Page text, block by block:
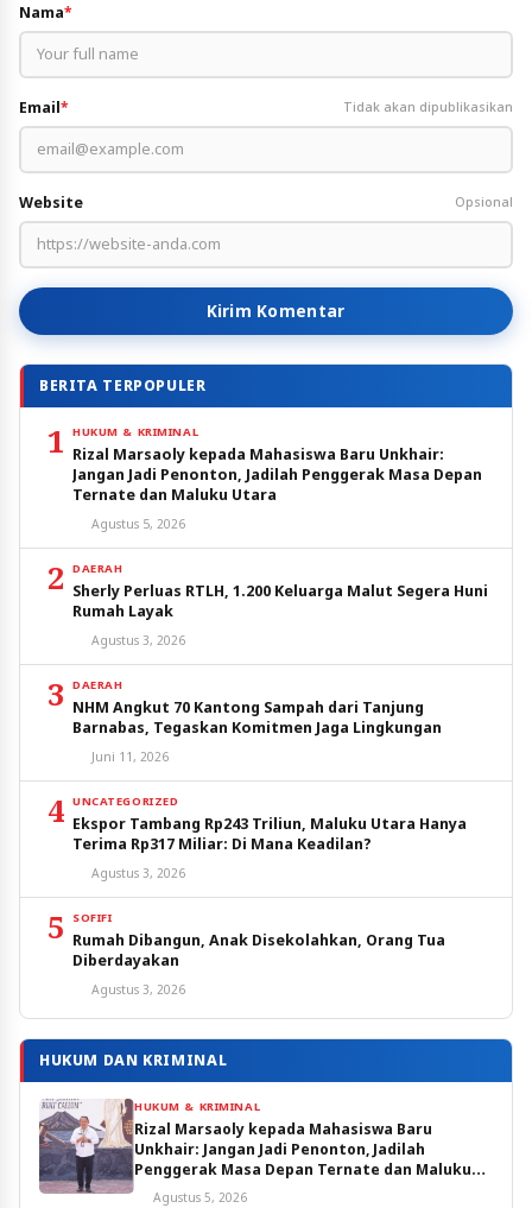
Nama*
Email* Tidak akan dipublikasikan
Website Opsional
Kirim Komentar
BERITA TERPOPULER
1 HUKUM & KRIMINAL
Rizal Marsaoly kepada Mahasiswa Baru Unkhair:
Jangan Jadi Penonton, Jadilah Penggerak Masa Depan
Ternate dan Maluku Utara
Agustus 5, 2026
2 DAERAH
Sherly Perluas RTLH, 1.200 Keluarga Malut Segera Huni
Rumah Layak
Agustus 3, 2026
3 DAERAH
NHM Angkut 70 Kantong Sampah dari Tanjung
Barnabas, Tegaskan Komitmen Jaga Lingkungan
Juni 11, 2026
4 UNCATEGORIZED
Ekspor Tambang Rp243 Triliun, Maluku Utara Hanya
Terima Rp317 Miliar: Di Mana Keadilan?
Agustus 3, 2026
5 SOFIFI
Rumah Dibangun, Anak Disekolahkan, Orang Tua
Diberdayakan
Agustus 3, 2026
HUKUM DAN KRIMINAL
HUKUM & KRIMINAL
Rizal Marsaoly kepada Mahasiswa Baru
Unkhair: Jangan Jadi Penonton, Jadilah
Penggerak Masa Depan Ternate dan Maluku
Utara
Agustus 5, 2026